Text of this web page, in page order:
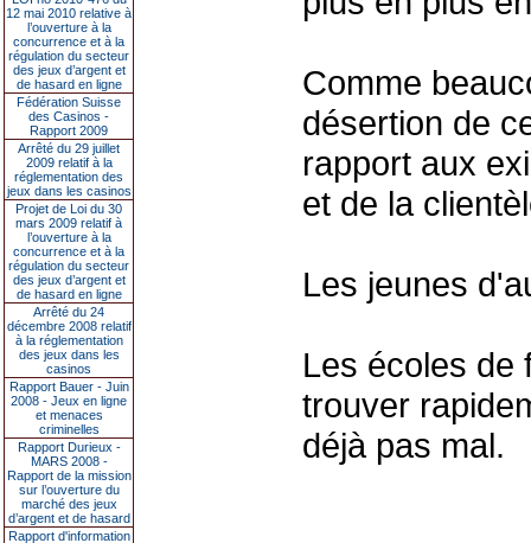
12 mai 2010 relative à
l’ouverture à la
concurrence et à la
régulation du secteur
des jeux d’argent et
de hasard en ligne
Fédération Suisse
des Casinos -
Rapport 2009
Arrêté du 29 juillet
2009 relatif à la
réglementation des
jeux dans les casinos
Projet de Loi du 30
mars 2009 relatif à
l’ouverture à la
concurrence et à la
régulation du secteur
des jeux d’argent et
de hasard en ligne
Arrêté du 24
décembre 2008 relatif
à la réglementation
des jeux dans les
casinos
Rapport Bauer - Juin
2008 - Jeux en ligne
et menaces
criminelles
Rapport Durieux -
MARS 2008 -
Rapport de la mission
sur l’ouverture du
marché des jeux
d’argent et de hasard
Rapport d'information
Comme
désertion de
rapport aux
et de la
Les jeunes
Les écoles de
trouver
déjà pas mal.